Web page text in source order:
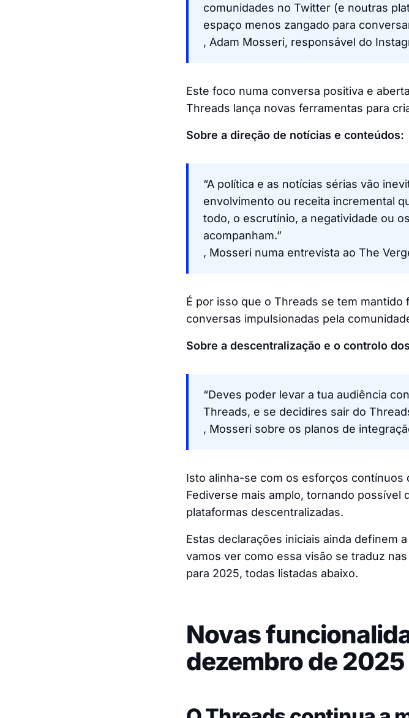
comunidades no Twitter (e noutras
espaço menos zangado para
, Adam Mosseri, responsável do
Este foco numa conversa positiva e
Threads lança novas ferramentas para
Sobre a direção de notícias e conteúdos:
“A política e as notícias sérias vão
envolvimento ou receita incremental
todo, o escrutínio, a negatividade ou
acompanham.”
, Mosseri numa entrevista ao The
É por isso que o Threads se tem
conversas impulsionadas pela
Sobre a descentralização e o controlo
“Deves poder levar a tua audiência
Threads, e se decidires sair do
, Mosseri sobre os planos de
Isto alinha-se com os esforços contínuos
Fediverse mais amplo, tornando possível
plataformas descentralizadas.
Estas declarações iniciais ainda definem
vamos ver como essa visão se traduz
para 2025, todas listadas abaixo.
Novas
dezembro de 2025